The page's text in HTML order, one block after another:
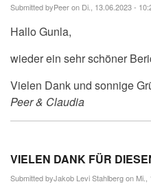
Submitted byPeeron Di., 13.06.2023 -
Hallo Gunla,
wieder ein sehr schöner
Vielen Dank und sonnige
Peer & Claudia
VIELEN DANK FÜR
Submitted byJakob Levi Stahlbergon Mi.,